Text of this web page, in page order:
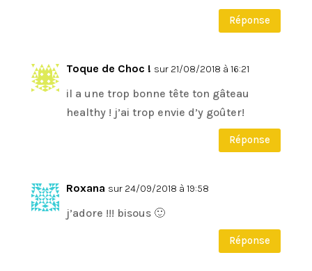
Réponse
Toque de Choc ! sur 21/08/2018 à 16:21
il a une trop bonne tête ton gâteau
healthy ! j’ai trop envie d’y goûter!
Réponse
Roxana sur 24/09/2018 à 19:58
j’adore !!! bisous 🙂
Réponse